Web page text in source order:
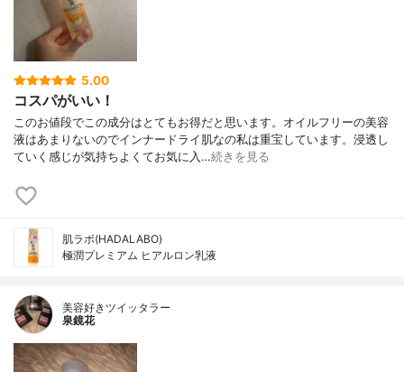
5.00
コスパがいい！
このお値段でこの成分はとてもお得だと思います。オイルフリーの美容
液はあまりないのでインナードライ肌なの私は重宝しています。浸透し
ていく感じが気持ちよくてお気に入…続きを見る
肌ラボ(HADALABO)
極潤プレミアム ヒアルロン乳液
美容好きツイッタラー
泉鏡花